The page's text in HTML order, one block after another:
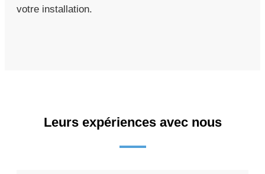
votre installation.
Leurs expériences avec nous